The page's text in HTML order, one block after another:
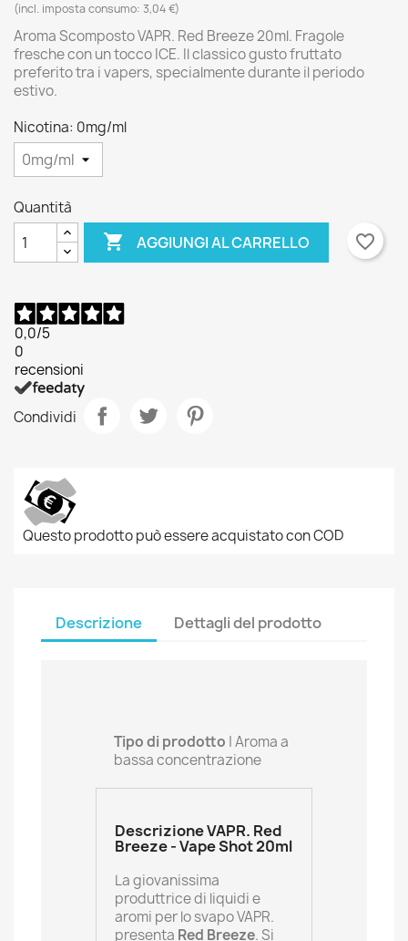
(incl. imposta consumo: 3,04 €)
Aroma Scomposto VAPR. Red Breeze 20ml. Fragole
fresche con un tocco ICE. Il classico gusto fruttato
preferito tra i vapers, specialmente durante il periodo
estivo.
Nicotina: 0mg/ml
Quantità
 AGGIUNGI AL CARRELLO favorite_border
0,0/5
0
recensioni
Condividi
Questo prodotto può essere acquistato con COD
Descrizione Dettagli del prodotto
Tipo di prodotto | Aroma a
bassa concentrazione
Descrizione VAPR. Red
Breeze - Vape Shot 20ml
La giovanissima
produttrice di liquidi e
aromi per lo svapo VAPR.
presenta Red Breeze. Si